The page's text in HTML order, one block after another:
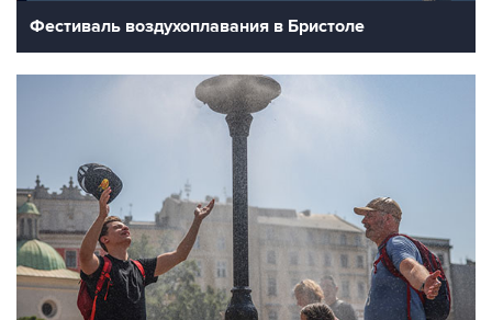
Фестиваль воздухоплавания в Бристоле